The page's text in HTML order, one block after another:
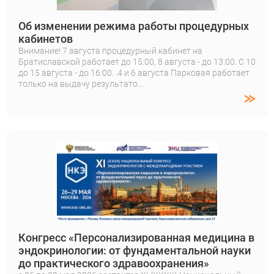
Об изменении режима работы процедурных
кабинетов
Внимание! 7 августа процедурный кабинет на
Братиславской работает до 15:00, 8 августа - до 13:00. С 10
до 15 августа - до 16:00. .4 и 6 августа Парковая работает
только на выдачу результато…
Конгресс «Персонализированная медицина в
эндокринологии: от фундаментальной науки
до практического здравоохранения»